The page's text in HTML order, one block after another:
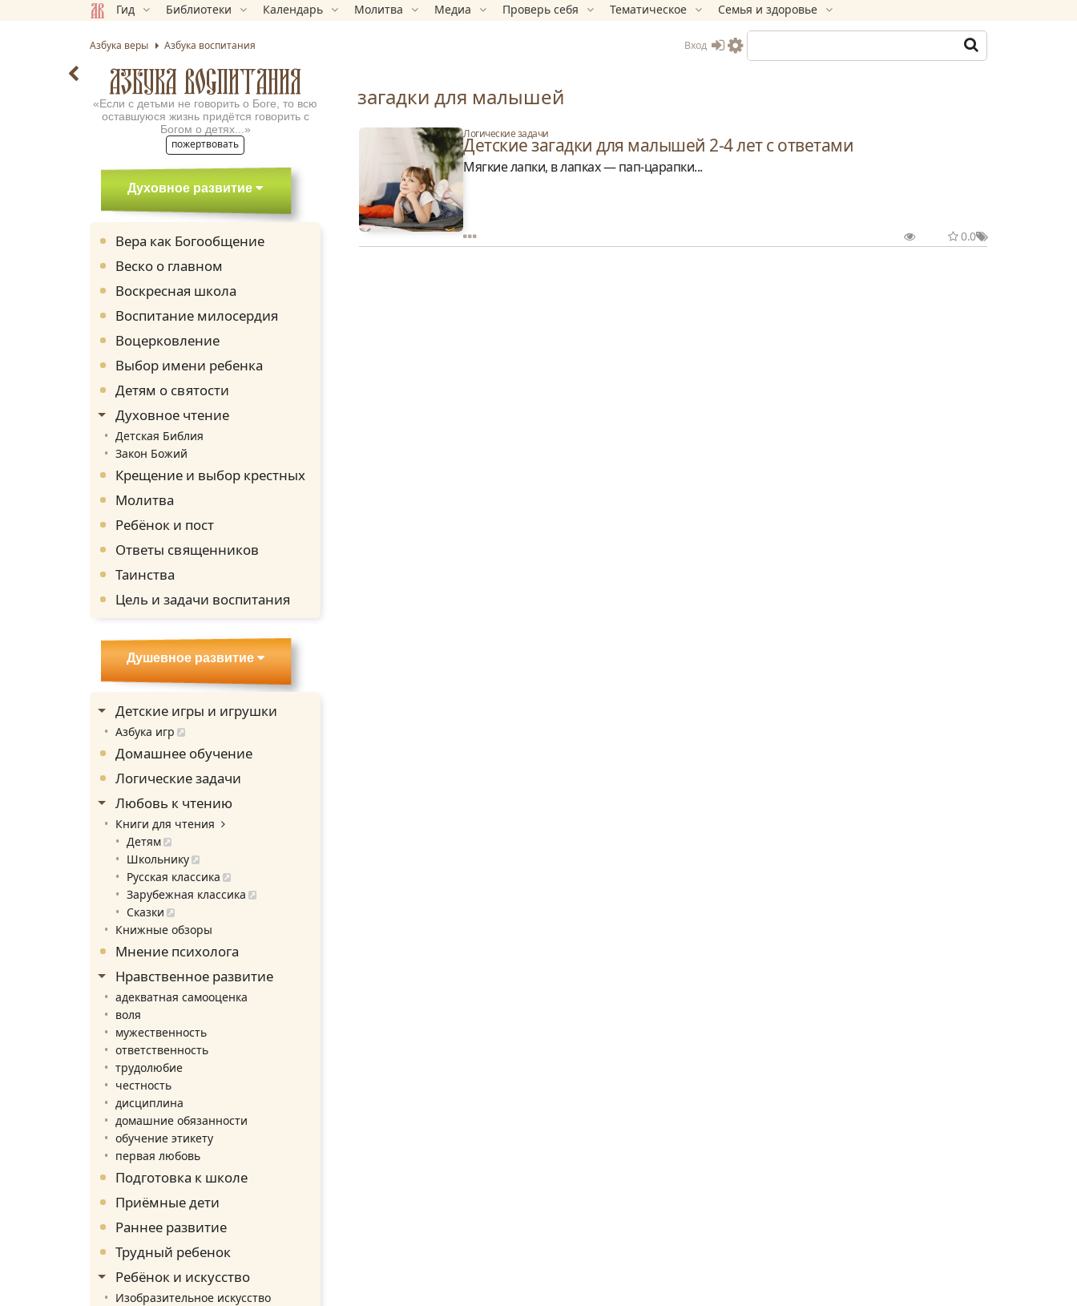
Гид Библиотеки Календарь Молитва Медиа Проверь себя Тематическое Семья и здоровье
Азбука веры Азбука воспитания Вход
загадки для малышей
Логические задачи
Детские загадки для малышей 2-4 лет с ответами
Мягкие лапки, в лапках — пап-царапки...
0.0
АЗБУКА ВОСПИТАНИЯ
«Если с детьми не говорить о Боге, то всю
оставшуюся жизнь придётся говорить с
Богом о детях...»
пожертвовать
Духовное развитие
Вера как Богообщение
Веско о главном
Воскресная школа
Воспитание милосердия
Воцерковление
Выбор имени ребенка
Детям о святости
Духовное чтение
Детская Библия
Закон Божий
Крещение и выбор крестных
Молитва
Ребёнок и пост
Ответы священников
Таинства
Цель и задачи воспитания
Душевное развитие
Детские игры и игрушки
Азбука игр
Домашнее обучение
Логические задачи
Любовь к чтению
Книги для чтения
Детям
Школьнику
Русская классика
Зарубежная классика
Сказки
Книжные обзоры
Мнение психолога
Нравственное развитие
адекватная самооценка
воля
мужественность
ответственность
трудолюбие
честность
дисциплина
домашние обязанности
обучение этикету
первая любовь
Подготовка к школе
Приёмные дети
Раннее развитие
Трудный ребенок
Ребёнок и искусство
Изобразительное искусство